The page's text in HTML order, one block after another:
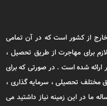
از کشور است که در آن تمامی
برای مهاجرت از طریق تحصیل ،
ارائه شده است . در صورتی که برای
مختلف تحصیلی ، سرمایه گذاری ،
ما در این زمینه نیاز داشتید می